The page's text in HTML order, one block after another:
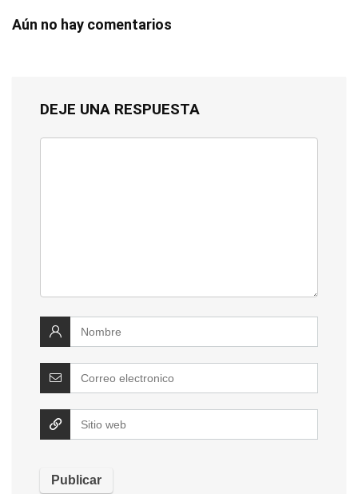
Aún no hay comentarios
DEJE UNA RESPUESTA